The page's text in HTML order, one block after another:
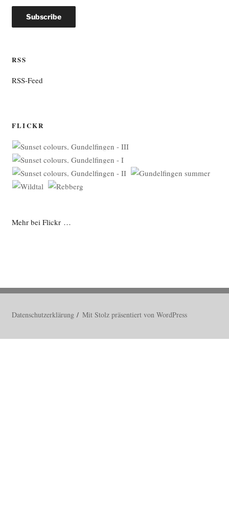
RSS
RSS-Feed
FLICKR
Mehr bei Flickr …
Datenschutzerklärung Mit Stolz präsentiert von WordPress